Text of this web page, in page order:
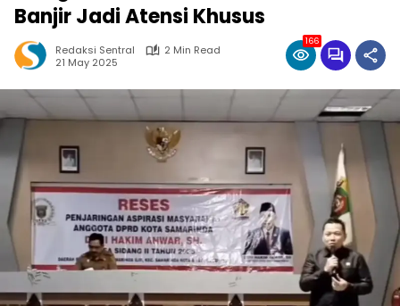
Banjir Jadi Atensi Khusus
Redaksi Sentral
2 Min Read
21 May 2025
166